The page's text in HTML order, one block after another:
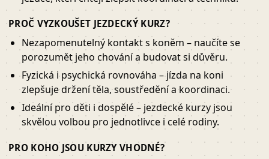
PROČ VYZKOUŠET JEZDECKÝ KURZ?
Nezapomenutelný kontakt s koněm – naučíte se
porozumět jeho chování a budovat si důvěru.
Fyzická i psychická rovnováha – jízda na koni
zlepšuje držení těla, soustředění a koordinaci.
Ideální pro děti i dospělé – jezdecké kurzy jsou
skvělou volbou pro jednotlivce i celé rodiny.
PRO KOHO JSOU KURZY VHODNÉ?